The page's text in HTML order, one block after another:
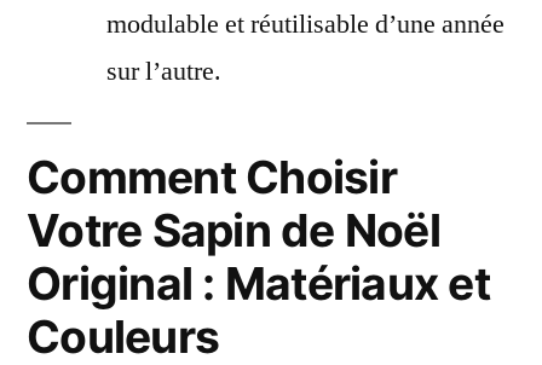
modulable et réutilisable d’une année
sur l’autre.
Comment Choisir
Votre Sapin de Noël
Original : Matériaux et
Couleurs